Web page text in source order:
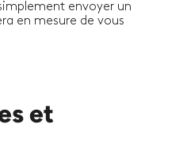
envoyer un
en mesure de vous
et